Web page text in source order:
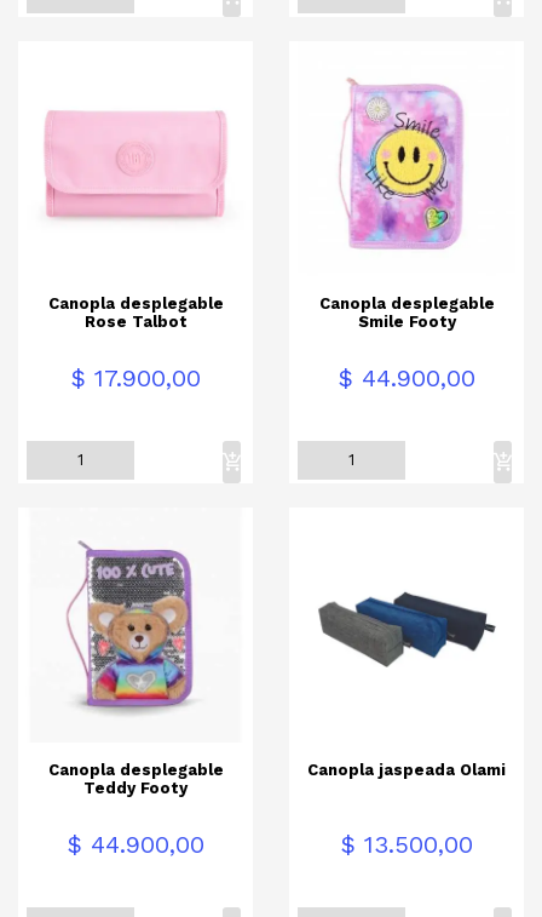
Canopla desplegable
Rose Talbot
Precio$ 17.900,00
Canopla desplegable
Smile Footy
Precio$ 44.900,00
Canopla desplegable
Teddy Footy
Precio$ 44.900,00
Canopla jaspeada Olami
Precio$ 13.500,00